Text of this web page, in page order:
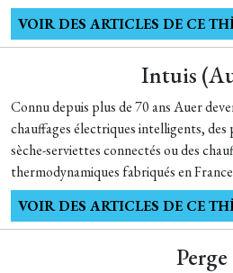
VOIR DES ARTICLES DE CE
Intuis
Connu depuis plus de 70 ans Auer
chauffages électriques intelligents, des
sèche-serviettes connectés ou des
thermodynamiques fabriqués en
VOIR DES ARTICLES DE CE
Perge